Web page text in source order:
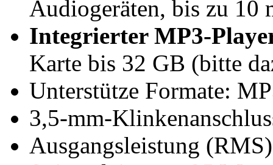
Audiogeräten, bis zu 10
Integrierter MP3-
Karte bis 32 GB (bitte
Unterstütze Formate:
3,5-mm-
Ausgangsleistung